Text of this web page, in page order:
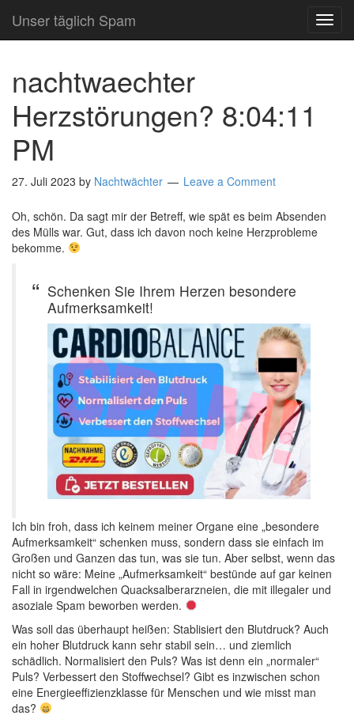
Unser täglich Spam
nachtwaechter
Herzstörungen? 8:04:11
PM
27. Juli 2023 by Nachtwächter Leave a Comment
Oh, schön. Da sagt mir der Betreff, wie spät es beim Absenden
des Mülls war. Gut, dass ich davon noch keine Herzprobleme
bekomme.
Schenken Sie Ihrem Herzen besondere
Aufmerksamkeit!
Ich bin froh, dass ich keinem meiner Organe eine „besondere
Aufmerksamkeit“ schenken muss, sondern dass sie einfach im
Großen und Ganzen das tun, was sie tun. Aber selbst, wenn das
nicht so wäre: Meine „Aufmerksamkeit“ bestünde auf gar keinen
Fall in irgendwelchen Quacksalberarzneien, die mit illegaler und
asoziale Spam beworben werden.
Was soll das überhaupt heißen: Stablisiert den Blutdruck? Auch
ein hoher Blutdruck kann sehr stabil sein… und ziemlich
schädlich. Normalisiert den Puls? Was ist denn ein „normaler“
Puls? Verbessert den Stoffwechsel? Gibt es inzwischen schon
eine Energieeffizienzklasse für Menschen und wie misst man
das?